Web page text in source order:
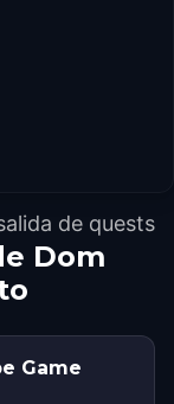
de quests
Dom
Game